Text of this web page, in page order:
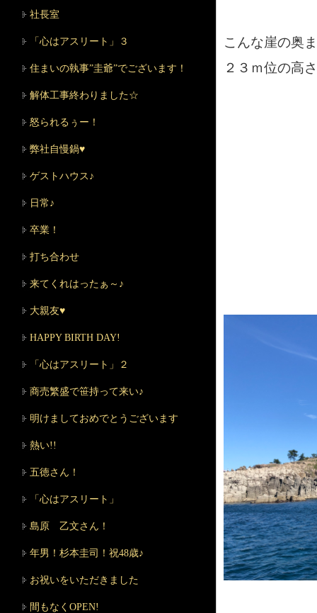
こんな崖の奥
２３ｍ位の高
社長室
「心はアスリート」３
住まいの執事”圭爺”でございます！
解体工事終わりました☆
怒られるぅー！
弊社自慢鍋♥
ゲストハウス♪
日常♪
卒業！
打ち合わせ
来てくれはったぁ～♪
大親友♥
HAPPY BIRTH DAY!
「心はアスリート」２
商売繁盛で笹持って来い♪
明けましておめでとうございます
熱い!!
五徳さん！
「心はアスリート」
島原 乙文さん！
年男！杉本圭司！祝48歳♪
お祝いをいただきました
間もなくOPEN!